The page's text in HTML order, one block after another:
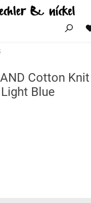
Cotton Knit
Blue